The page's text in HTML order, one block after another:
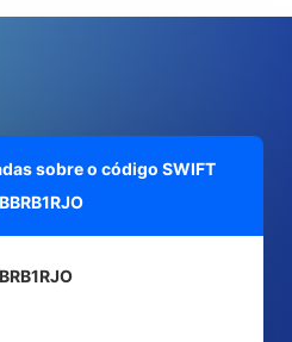
sobre o código SWIFT